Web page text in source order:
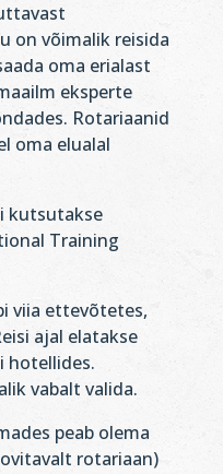
on võimalik reisida
oma erialast
eksperte
Rotariaanid
oma elualal
kutsutakse
Training
viia ettevõtetes,
ajal elatakse
hotellides.
vabalt valida.
peab olema
rotariaan)